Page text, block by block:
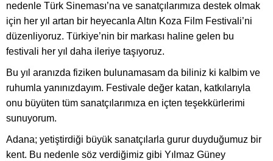
nedenle Türk Sineması’na ve sanatçılarımıza destek olmak
için her yıl artan bir heyecanla Altın Koza Film Festivali’ni
düzenliyoruz. Türkiye’nin bir markası haline gelen bu
festivali her yıl daha ileriye taşıyoruz.
Bu yıl aranızda fiziken bulunamasam da biliniz ki kalbim ve
ruhumla yanınızdayım. Festivale değer katan, katkılarıyla
onu büyüten tüm sanatçılarımıza en içten teşekkürlerimi
sunuyorum.
Adana; yetiştirdiği büyük sanatçılarla gurur duyduğumuz bir
kent. Bu nedenle söz verdiğimiz gibi Yılmaz Güney